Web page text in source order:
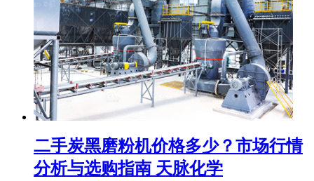
二手炭黑磨粉机价格多少？市场行情
分析与选购指南 天脉化学